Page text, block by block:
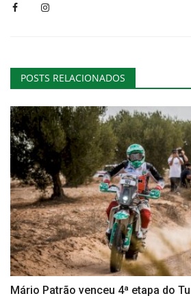
POSTS RELACIONADOS
Mário Patrão venceu 4ª etapa do